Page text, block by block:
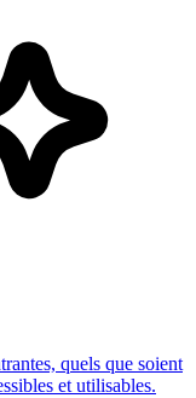
quels que soient
et utilisables.